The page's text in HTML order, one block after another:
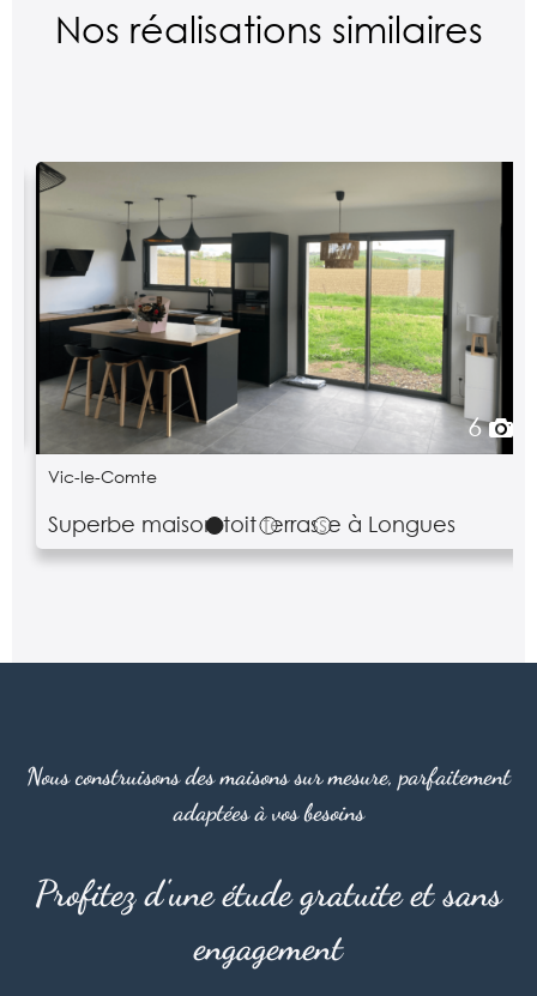
Nos réalisations similaires
6
Vic-le-Comte
Superbe maison toit terrasse à Longues
Nous construisons des maisons sur mesure, parfaitement
adaptées à vos besoins
Profitez d'une étude gratuite et sans
engagement